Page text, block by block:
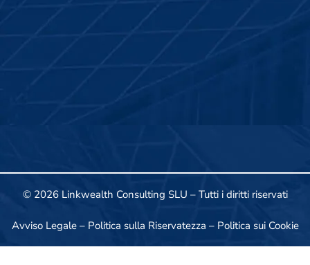
© 2026 Linkwealth Consulting SLU – Tutti i diritti riservati
Avviso Legale– Politica sulla Riservatezza – Politica sui Cookie